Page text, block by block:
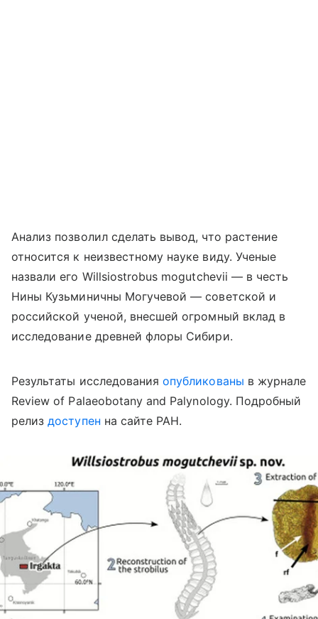
Анализ позволил сделать вывод, что растение
относится к неизвестному науке виду. Ученые
назвали его Willsiostrobus mogutchevii — в честь
Нины Кузьминичны Могучевой — советской и
российской ученой, внесшей огромный вклад в
исследование древней флоры Сибири.
Результаты исследованияопубликованы в журнале
Review of Palaeobotany and Palynology. Подробный
релиздоступен на сайте РАН.